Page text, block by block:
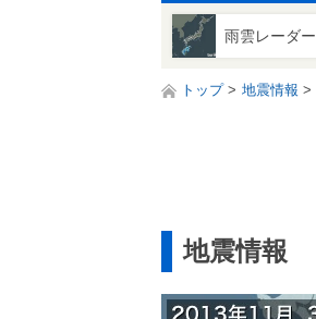
雨雲レーダー
トップ 地震情報
地震情報